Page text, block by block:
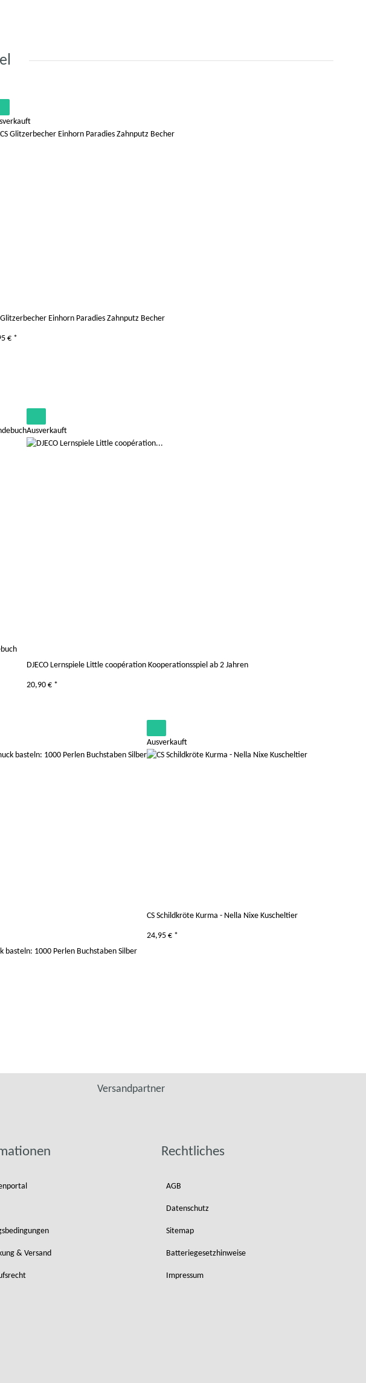
Glitzerbecher Einhorn Paradies Zahnputz Becher
€ *
Ausverkauft
DJECO Lernspiele Little coopération Kooperationsspiel ab 2 Jahren
20,90 € *
basteln: 1000 Perlen Buchstaben Silber
Ausverkauft
CS Schildkröte Kurma - Nella Nixe Kuscheltier
24,95 € *
Versandpartner
& Versand
Rechtliches
AGB
Datenschutz
Sitemap
Batteriegesetzhinweise
Impressum